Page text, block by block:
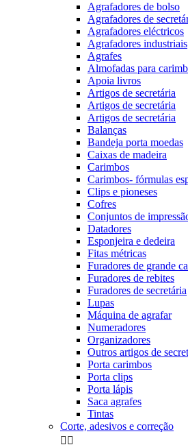
Agrafadores de bolso
Agrafadores de
Agrafadores eléctricos
Agrafadores industriais
Agrafes
Almofadas para
Apoia livros
Artigos de secretária
Artigos de secretária
Artigos de secretária
Balanças
Bandeja porta moedas
Caixas de madeira
Carimbos
Carimbos- fórmulas
Clips e pioneses
Cofres
Conjuntos de
Datadores
Esponjeira e dedeira
Fitas métricas
Furadores de grande
Furadores de rebites
Furadores de secretária
Lupas
Máquina de agrafar
Numeradores
Organizadores
Outros artigos de
Porta carimbos
Porta clips
Porta lápis
Saca agrafes
Tintas
Corte, adesivos e correção
 